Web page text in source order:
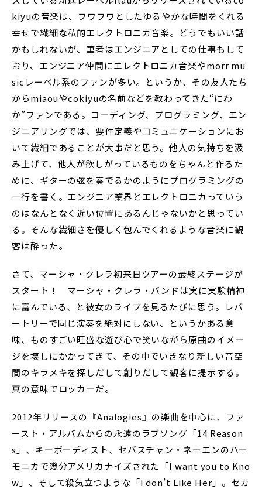
kiyuの音楽は、フワフワとしたゆるやかな時間をくれる
幸せで繊細な私的エレクトロニカ音楽。どうでもいい話
かもしれないが、筆者はエンジニアとしての仕事もして
おり、エンジニア仲間にエレクトロニカ音楽やmorr mu
sicレーベル系のファンが多い。というか、その友人たち
からmiaouやcokiyuの名前などを教わってきた“にわ
か”ファンである。コーディング、プログラミング、エン
ジニアリングでは、要件定義やコミュニケーションにお
いて繊細であることが大事だと思う。他人の気持ちを汲
み上げて、他人が欲しがっているものをちゃんと作るた
めに、ギターの弦を奏でるかのようにプログラミングの
一行を書く。エンジニア業界とエレクトロニカっていう
のはなんとなく近い位置にあるんじゃないかと思ってい
る。そんな繊細さを優しく包んでくれるような音楽に観
客は酔った。
さて、マーシャ・クレラ初来日ツアーの最終ステージが
スタート！ マーシャ・クレラ・バンドは実に実験精神
に富んでいる、と彼女のライブを見るたびに思う。レバ
ートリーで同じ演奏を絶対にしない、というかある意
味、ものすごい旺盛な遊び心で笑いながら原曲のイメー
ジを壊しにかかってきて、その中でいきなり新しい音空
間のキラメキを探しだして創りだして観客に提示する。
真の意味でロッカーだ。
2012年リリースの『Analogies』の楽曲を中心に、ファ
ースト・アルバムからの永遠のラブソング「14 Reason
s」、キーボーディスト、セバスチャン・ネーエンのハー
モニカで幾分アメリカナイズされた「I want you to Kno
w」、そして殺気立つような「I don’t Like Her」。セカ